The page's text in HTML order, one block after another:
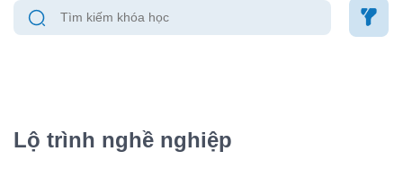
Lộ trình nghề nghiệp